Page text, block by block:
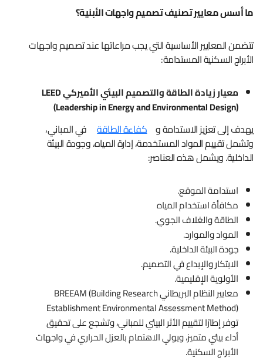
ما أسس معايير تصنيف تصميم واجهات الأبنية؟
تتضمن المعايير الأساسية التي يجب مراعاتها عند تصميم واجهات
الأبراج السكنية المستدامة:
معيار زيادة الطاقة والتصميم البيئي الأميركيLEED
(Leadership in Energy and Environmental Design)
يهدف إلى تعزيز الاستدامة و كفاءة الطاقة
في المباني،
وتشمل تقييم المواد المستخدمة، إدارة المياه، وجودة البيئة
الداخلية. ويشمل هذه العناصر:
استدامة الموقع.
مكافأة استخدام المياه
الطاقة والغلاف الجوي.
المواد والموارد.
جودة البيئة الداخلية.
الابتكار والإبداع في التصميم.
الأولوية الإقليمية.
معايير النظام البريطاني BREEAM (Building Research
Establishment Environmental Assessment Method)
توفر إطارًا لتقييم الأثر البيئي للمباني، وتشجع على تحقيق
أداء بيئي متميز، ويولي الاهتمام بالعزل الحراري في واجهات
الأبراج السكنية.